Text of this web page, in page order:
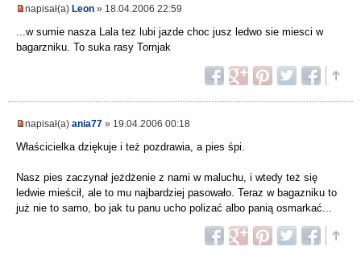
napisał(a) Leon » 18.04.2006 22:59
...w sumie nasza Lala tez lubi jazde choc jusz ledwo sie miesci w
bagarzniku. To suka rasy Tornjak
napisał(a) ania77 » 19.04.2006 00:18
Właścicielka dziękuje i też pozdrawia, a pies śpi.
Nasz pies zaczynał jeżdżenie z nami w maluchu, i wtedy też się
ledwie mieścił, ale to mu najbardziej pasowało. Teraz w bagazniku to
już nie to samo, bo jak tu panu ucho polizać albo panią osmarkać...